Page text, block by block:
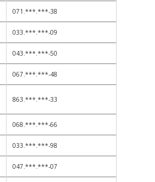
071.***.***-38
033.***.***-09
043.***.***-50
067.***.***-48
863.***.***-33
068.***.***-66
033.***.***-98
047.***.***-07